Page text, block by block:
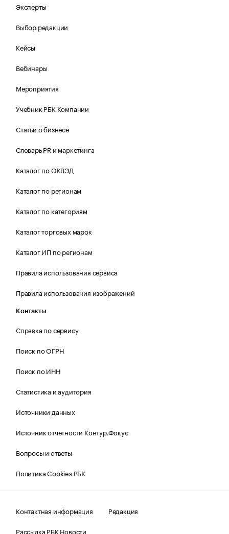
Эксперты
Выбор редакции
Кейсы
Вебинары
Мероприятия
Учебник РБК Компании
Статьи о бизнесе
Словарь PR и маркетинга
Каталог по ОКВЭД
Каталог по регионам
Каталог по категориям
Каталог торговых марок
Каталог ИП по регионам
Правила использования сервиса
Правила использования изображений
Контакты
Справка по сервису
Поиск по ОГРН
Поиск по ИНН
Статистика и аудитория
Источники данных
Источник отчетности Контур.Фокус
Вопросы и ответы
Политика Cookies РБК
Контактная информация
Редакция
Рассылка РБК Новости